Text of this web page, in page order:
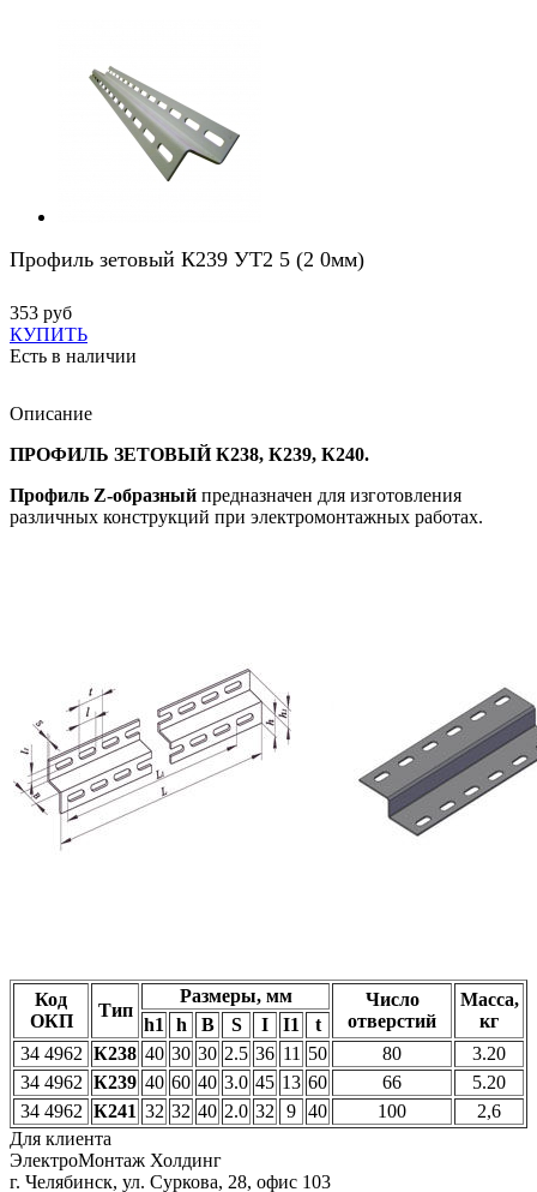
Профиль зетовый К239 УТ2 5 (2 0мм)
353 руб
КУПИТЬ
Есть в наличии
Описание
ПРОФИЛЬ ЗЕТОВЫЙ К238, К239, К240.
Профиль Z-образный предназначен для изготовления
различных конструкций при электромонтажных работах.
Код
ОКП
Тип
Размеры, мм
Число
отверстий
Масса,
кг
h1 h B S I I1
t
34 4962 К238 40 30 30 2.5 36 11 50 80
3.20
34 4962 К239 40 60 40 3.0 45 13 60 66
5.20
34 4962 К241 32 32 40 2.0 32 9 40 100
2,6
Для клиента
ЭлектроМонтаж Холдинг
г. Челябинск, ул. Суркова, 28, офис 103